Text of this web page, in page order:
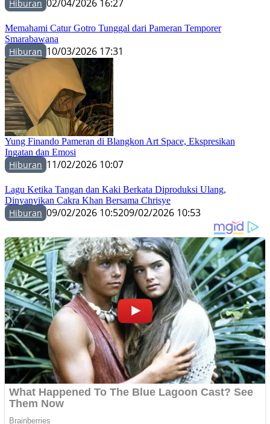
Hiburan 02/04/2026 16:27
Memahami Catur Gotro Tunggal dari Pameran Temporer
Smarabawana
Hiburan 10/03/2026 17:31
Yung Finando Pameran di Blangkon Art Space, Ekspresikan
Ingatan dan Emosi
Hiburan 11/02/2026 10:07
Lagu Ketika Tangan dan Kaki Berkata Diproduksi Ulang,
Dinyanyikan Cakra Khan Bersama Chrisye
Hiburan 09/02/2026 10:5209/02/2026 10:53